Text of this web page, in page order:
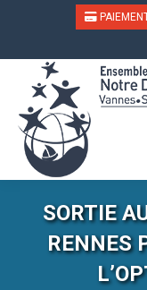
SORTIE
RENNES